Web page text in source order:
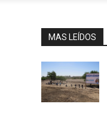
MAS LEÍDOS